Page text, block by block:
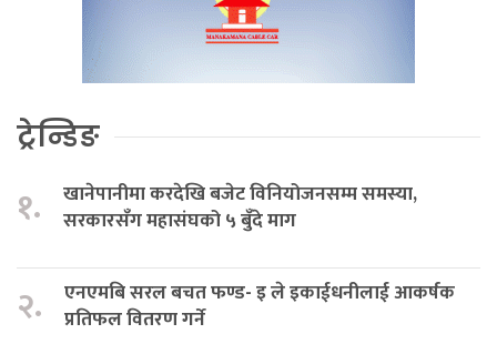
ट्रेन्डिङ
१.
खानेपानीमा करदेखि बजेट विनियोजनसम्म समस्या,
सरकारसँग महासंघको ५ बुँदे माग
२.
एनएमबि सरल बचत फण्ड- इ ले इकाईधनीलाई आकर्षक
प्रतिफल वितरण गर्ने